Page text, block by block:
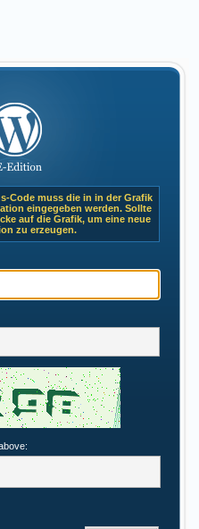
Code muss die in in der Grafik
eingegeben werden. Sollte
auf die Grafik, um eine neue
zu erzeugen.